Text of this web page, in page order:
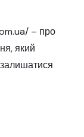
– про
який